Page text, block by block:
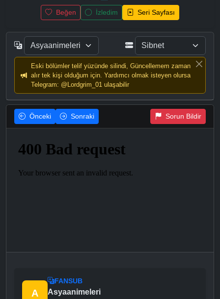
Beğen İzledim Seri Sayfası
Eski bölümler telif yüzünde silindi, Güncellemem zaman
alır tek kişi olduğum için. Yardımcı olmak isteyen olursa
Telegram: @Lordgrim_01 ulaşabilir
Önceki Sonraki Sorun Bildir
A
FANSUB
Asyaanimeleri